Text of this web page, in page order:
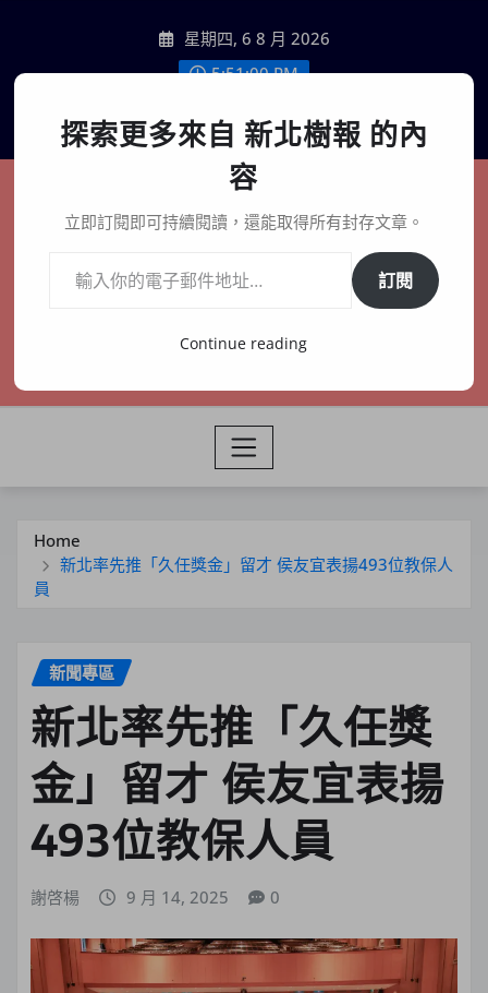
content
星期四, 6 8 月 2026
5:51:02 PM
聯絡我們
新北樹報
在地、記憶、連結、創生
Home
新北率先推「久任獎金」留才 侯友宜表揚493位教保人
員
新聞專區
新北率先推「久任獎
金」留才 侯友宜表揚
493位教保人員
謝啓楊 9 月 14, 2025 0
探索更多來自 新北樹報 的內
容
立即訂閱即可持續閱讀，還能取得所有封存文章。
訂閱
Continue reading